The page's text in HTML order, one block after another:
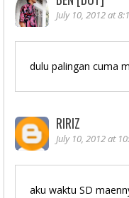
July 10, 2012 at
dulu palingan cuma
RIRIZ
July 10, 2012 at
aku waktu SD